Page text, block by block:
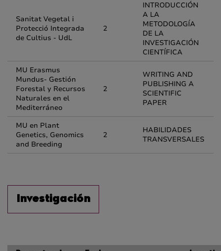
Sanitat Vegetal i
Protecció Integrada
de Cultius - UdL
2
INTRODUCCIÓN
A LA
METODOLOGÍA
DE LA
INVESTIGACIÓN
CIENTÍFICA
MU Erasmus
Mundus- Gestión
Forestal y Recursos
Naturales en el
Mediterráneo
2
WRITING AND
PUBLISHING A
SCIENTIFIC
PAPER
MU en Plant
Genetics, Genomics
and Breeding
2
HABILIDADES
TRANSVERSALES
Investigación